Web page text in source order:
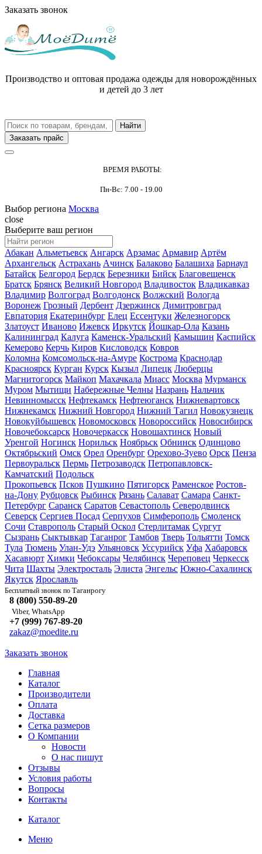
Заказать звонок
Производство и оптовая продажа одежды для новорождённых
и детей до 3 лет
Заказать прайс
ВРЕМЯ РАБОТЫ:
Пн-Вс: 7.00 - 19.00
Выбор региона Москва
close
Выберите ваш регион
Абакан Альметьевск Ангарск Арзамас Армавир Артём
Архангельск Астрахань Ачинск Балаково Балашиха Барнаул
Батайск Белгород Бердск Березники Бийск Благовещенск
Братск Брянск Великий Новгород Владивосток Владикавказ
Владимир Волгоград Волгодонск Волжский Вологда
Воронеж Грозный Дербент Дзержинск Димитровград
Евпатория Екатеринбург Елец Ессентуки Железногорск
Златоуст Иваново Ижевск Иркутск Йошкар-Ола Казань
Калининград Калуга Каменск-Уральский Камышин Каспийск
Кемерово Керчь Киров Кисловодск Ковров
Коломна Комсомольск-на-Амуре Кострома Краснодар
Красноярск Курган Курск Кызыл Липецк Люберцы
Магнитогорск Майкоп Махачкала Миасс Москва Мурманск
Муром Мытищи Набережные Челны Назрань Нальчик
Невинномысск Нефтекамск Нефтеюганск Нижневартовск
Нижнекамск Нижний Новгород Нижний Тагил Новокузнецк
Новокуйбышевск Новомосковск Новороссийск Новосибирск
Новочебоксарск Новочеркасск Новошахтинск Новый
Уренгой Ногинск Норильск Ноябрьск Обнинск Одинцово
Октябрьский Омск Орел Оренбург Орехово-Зуево Орск Пенза
Первоуральск Пермь Петрозаводск Петропавловск-
Камчатский Подольск
Прокопьевск Псков Пушкино Пятигорск Раменское Ростов-
на-Дону Рубцовск Рыбинск Рязань Салават Самара Санкт-
Петербург Саранск Саратов Севастополь Северодвинск
Северск Сергиев Посад Серпухов Симферополь Смоленск
Сочи Ставрополь Старый Оскол Стерлитамак Сургут
Сызрань Сыктывкар Таганрог Тамбов Тверь Тольятти Томск
Тула Тюмень Улан-Удэ Ульяновск Уссурийск Уфа Хабаровск
Хасавюрт Химки Чебоксары Челябинск Череповец Черкесск
Чита Шахты Электросталь Элиста Энгельс Южно-Сахалинск
Якутск Ярославль
Бесплатный звонок по Таганрогу
8 (800) 550-89-20
Viber, WhatsApp
+7 (999) 767-89-20
zakaz@moedite.ru
Заказать звонок
Главная
Каталог
Производители
Оплата
Доставка
Сетка размеров
О Компании
Новости
О нас пишут
Отзывы
Условия работы
Вопросы
Контакты
Каталог
Меню